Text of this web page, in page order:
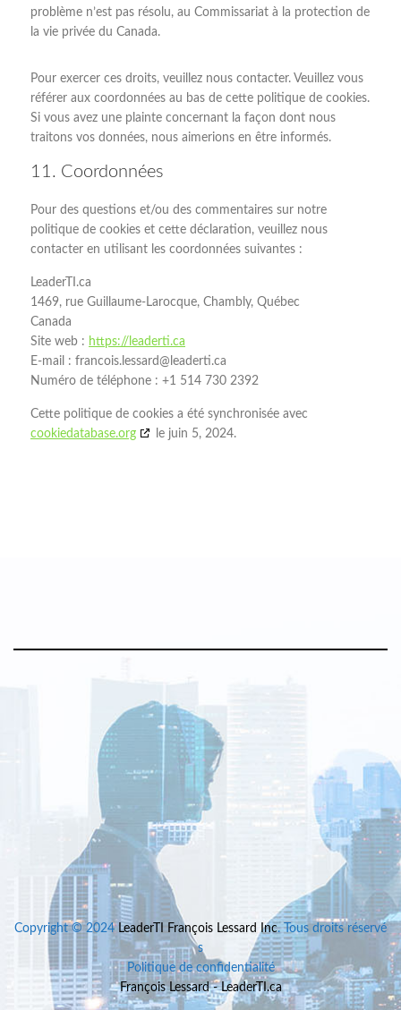
problème n’est pas résolu, au Commissariat à la protection de
la vie privée du Canada.
Pour exercer ces droits, veuillez nous contacter. Veuillez vous
référer aux coordonnées au bas de cette politique de cookies.
Si vous avez une plainte concernant la façon dont nous
traitons vos données, nous aimerions en être informés.
11. Coordonnées
Pour des questions et/ou des commentaires sur notre
politique de cookies et cette déclaration, veuillez nous
contacter en utilisant les coordonnées suivantes :
LeaderTI.ca
1469, rue Guillaume-Larocque, Chambly, Québec
Canada
Site web : https://leaderti.ca
E-mail : francois.lessard@ leaderti.ca
Numéro de téléphone : +1 514 730 2392
Cette politique de cookies a été synchronisée avec
cookiedatabase.org
le juin 5, 2024.
Copyright © 2024 LeaderTI François Lessard Inc. Tous droits réservé
s
Politique de confidentialité
François Lessard - LeaderTI.ca